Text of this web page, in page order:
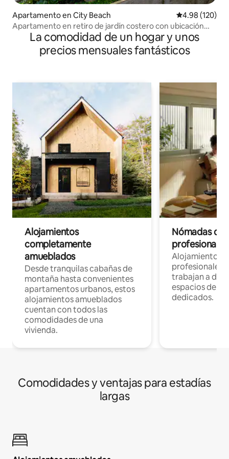
Apartamento en City Beach Calificación
4.98 (120)
Apartamento en retiro de jardín costero con ubicación
privilegiada
La comodidad de un hogar y unos
precios mensuales fantásticos
Alojamientos
completamente
amueblados
Desde tranquilas cabañas de
montaña hasta convenientes
apartamentos urbanos, estos
alojamientos amueblados
cuentan con todos las
comodidades de una
vivienda.
Nómadas
Alojamientos
profesionales
trabajan a
espacios de
dedicados.
Comodidades y ventajas para estadías
largas